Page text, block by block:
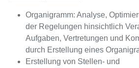
Organigramm: Analyse,
der Regelungen hinsichtlich
Aufgaben, Vertretungen und
durch Erstellung eines
Erstellung von Stellen- und